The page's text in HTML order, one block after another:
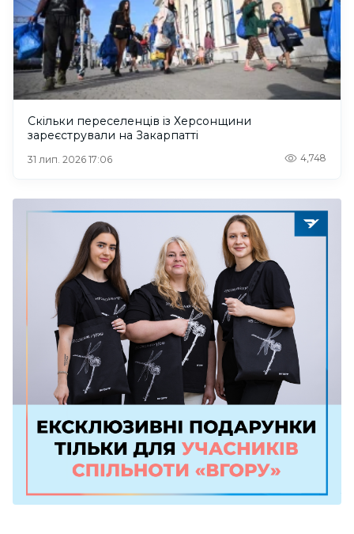
Скільки переселенців із Херсонщини
зареєстрували на Закарпатті
31 лип. 2026 17:06 4,748